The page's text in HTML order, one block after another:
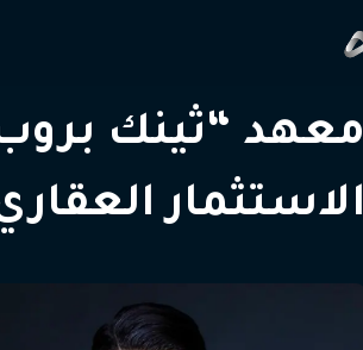
معهد “ثينك
الاستثمار